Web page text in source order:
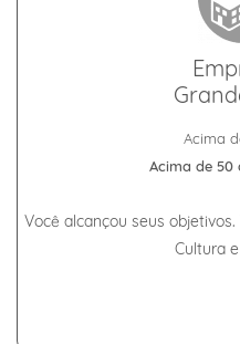
Acima
Acima de 50
Você alcançou seus
Cultura